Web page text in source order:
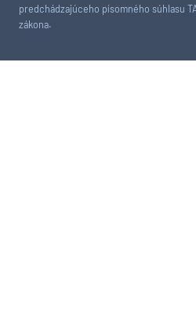
predchádzajúceho písomného súhlasu
zákona.